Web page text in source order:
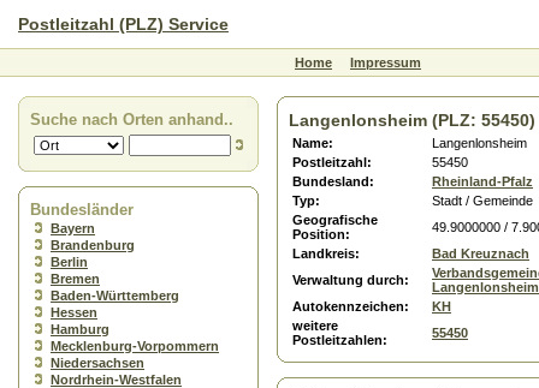
Postleitzahl (PLZ) Service
Home Impressum
Suche nach Orten anhand..
Bundesländer
Bayern
Brandenburg
Berlin
Bremen
Baden-Württemberg
Hessen
Hamburg
Mecklenburg-Vorpommern
Niedersachsen
Nordrhein-Westfalen
Langenlonsheim (PLZ: 55450)
Name:
Langenlonsheim
Postleitzahl:
55450
Bundesland:
Rheinland-Pfalz
Typ:
Stadt / Gemeinde
Geografische
Position:
49.9000000 /
Landkreis:
Bad Kreuznach
Verwaltung durch:
Langenlonsheim
Autokennzeichen:
KH
weitere
Postleitzahlen:
55450